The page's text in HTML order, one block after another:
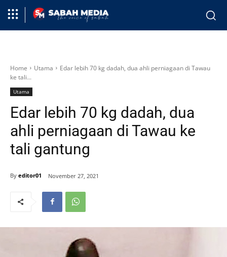
Home Utama
Edar lebih 70 kg dadah, dua ahli perniagaan di Tawau
ke tali...
Utama
Edar lebih 70 kg dadah, dua
ahli perniagaan di Tawau ke
tali gantung
By editor01 November 27, 2021